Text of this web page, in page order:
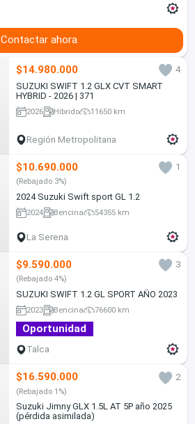
Contactar ahora
$14.980.000
4
SUZUKI SWIFT 1.2 GLX CVT SMART
HYBRID - 2026 | 371
2026 Híbrido 11650 km
Región Metropolitana
$10.690.000 1
(Rebajado 3%)
2024 Suzuki Swift sport GL 1.2
2024 Bencina 54355 km
La Serena
$9.590.000 3
(Rebajado 4%)
SUZUKI SWIFT 1.2 GL SPORT AÑO 2023
2023 Bencina 76600 km
Oportunidad
Talca
$16.590.000 2
(Rebajado 1%)
Suzuki Jimny GLX 1.5L AT 5P año 2025
(pérdida asimilada)